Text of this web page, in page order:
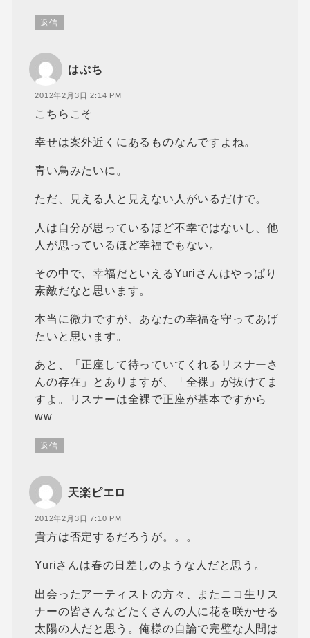
返信
はぷち
2012年2月3日 2:14 PM
こちらこそ
幸せは案外近くにあるものなんですよね。
青い鳥みたいに。
ただ、見える人と見えない人がいるだけで。
人は自分が思っているほど不幸ではないし、他
人が思っているほど幸福でもない。
その中で、幸福だといえるYuriさんはやっぱり
素敵だなと思います。
本当に微力ですが、あなたの幸福を守ってあげ
たいと思います。
あと、「正座して待っていてくれるリスナーさ
んの存在」とありますが、「全裸」が抜けてま
すよ。リスナーは全裸で正座が基本ですから
ww
返信
天楽ピエロ
2012年2月3日 7:10 PM
貴方は否定するだろうが。。。
Yuriさんは春の日差しのような人だと思う。
出会ったアーティストの方々、またニコ生リス
ナーの皆さんなどたくさんの人に花を咲かせる
太陽の人だと思う。俺様の自論で完璧な人間は